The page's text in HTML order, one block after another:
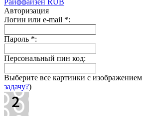
Авторизация
Логин или e-mail *:
Пароль *:
Персональный пин код:
Выберите все картинки с
задачу?)